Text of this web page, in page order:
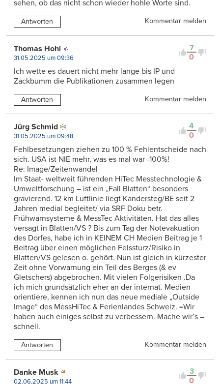
sehen, ob das nicht schon wieder hohle Worte sind.
Antworten Kommentar melden
7
0
Thomas Hohl
31.05.2025 um 09:36
Ich wette es dauert nicht mehr lange bis IP und
Zackbumm die Publikationen zusammen legen
Antworten Kommentar melden
4
0
Jürg Schmid
31.05.2025 um 09:48
Fehlbesetzungen ziehen zu 100 % Fehlentscheide nach
sich. USA ist NIE mehr, was es mal war -100%!
Re: Image/Zeitenwandel
Im Staat- weltweit führenden HiTec Messtechnologie &
Umweltforschung – ist ein „Fall Blatten“ besonders
gravierend. 12 km Luftlinie liegt Kandersteg/BE seit 2
Jahren medial begleitet/ via SRF Doku betr.
Frühwarnsysteme & MessTec Aktivitäten. Hat das alles
versagt in Blatten/VS ? Bis zum Tag der Notevakuation
des Dorfes, habe ich in KEINEM CH Medien Beitrag je 1
Beitrag über einen möglichen Felssturz/Risiko in
Blatten/VS gelesen o. gehört. Nun ist gleich in kürzester
Zeit ohne Vorwarnung ein Teil des Berges (& ev
Gletschers) abgebrochen. Mit vielen Folgerisiken .Da
ich mich grundsätzlich eher an der internat. Medien
orientiere, kennen ich nun das neue mediale „Outside
Image“ des MessHiTec & Ferienlandes Schweiz. =Wir
haben auch einiges selbst zu verbessern. Mache wir’s –
schnell.
Antworten Kommentar melden
3
0
Danke Musk
02.06.2025 um 11:44